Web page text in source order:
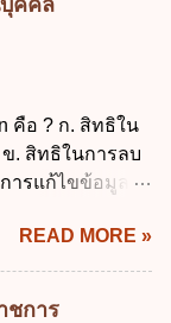
บคุมข้อมูลส่วน
หน้าที่ตามพระ
นบุคคล พ.ศ.
มนตรีว่าการ
. สนับสนุนการให้
เร่งด่วนที่ไม่
บประมาณได้ ข้อ
อาศัยกฎหมาย
ธีการงบ
าชบัญญัติวินัย
ง. ระเบียบ
เบิกเงินจากคลัง
บรักษาเงิน และ
คือ ? ก. สิทธิใน
. สิทธิในการลบ
รแก้ไขข้อมูล
คล ข้อ 42 ผู้
แก้ไขข้อมูลส่วน
กต้อง เป็น
READ MORE »
ชการ